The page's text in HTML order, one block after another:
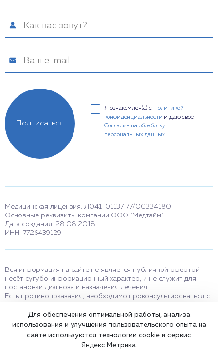
Я ознакомлен(а) с
Политикой
конфиденциальности и даю свое
Согласие на обработку
персональных данных
Подписаться
Медицинская лицензия: Л041-01137-77/00334180
Основные реквизиты компании ООО "Медтайм"
Дата создания: 28.08.2018
ИНН: 7726439129
Вся информация на сайте не является публичной офертой,
несёт сугубо информационный характер, и не служит для
постановки диагноза и назначения лечения.
Есть противопоказания, необходимо проконсультироваться с
мессенджерам и в соцсетях носят исключительно
информационный характер и не являются медицинскими
услугами.
Оставаясь на сайте вы соглашаетесь на использование cookies.
Для обеспечения оптимальной работы, анализа
использования и улучшения пользовательского опыта на
сайте используются технологии cookie и сервис
Яндекс.Метрика.